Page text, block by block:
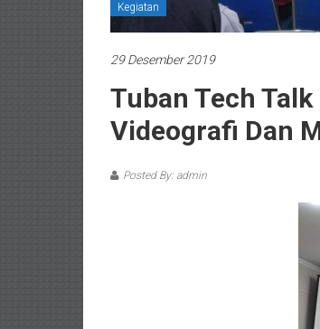
Kegiatan
29 Desember 2019
Tuban Tech
Videografi Dan
Posted By: admin